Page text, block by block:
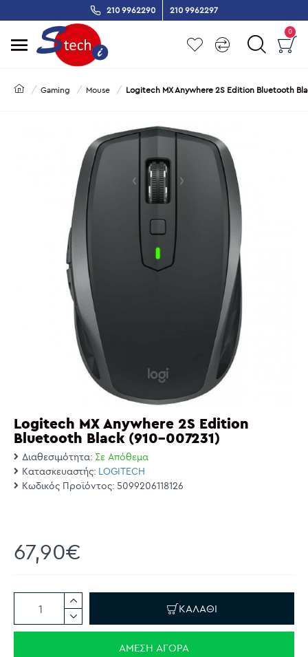
210 9962290 210 9962297
0
Gaming Mouse Logitech MX Anywhere 2S Edition Bluetooth
Logitech MX Anywhere 2S Edition
Bluetooth Black (910-007231)
Διαθεσιμότητα: Σε Απόθεμα
Κατασκευαστής: LOGITECH
Κωδικός Προϊόντος: 5099206118126
67,90€
ΚΑΛΆΘΙ
ΆΜΕΣΗ ΑΓΟΡΆ